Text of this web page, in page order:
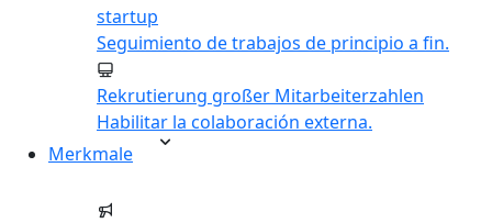
startup
Seguimiento de trabajos de principio a fin.
Rekrutierung großer Mitarbeiterzahlen
Habilitar la colaboración externa.
Merkmale